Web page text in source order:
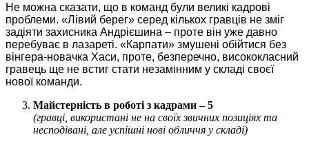
Не можна сказати, що в команд були великі кадрові
проблеми. «Лівий берег» серед кількох гравців не зміг
задіяти захисника Андрієшина – проте він уже давно
перебуває в лазареті. «Карпати» змушені обійтися без
вінгера-новачка Хаси, проте, безперечно, висококласний
гравець ще не встиг стати незамінним у складі своєї
нової команди.
Майстерність в роботі з кадрами – 5
(гравці, використані не на своїх звичних позиціях та
несподівані, але успішні нові обличчя у складі)